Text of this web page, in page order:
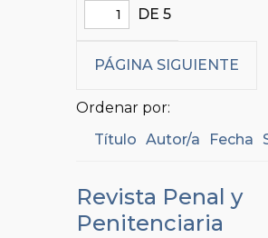
DE 5
PÁGINA SIGUIENTE
Ordenar por:
Título Autor/a Fecha
Revista Penal y
Penitenciaria